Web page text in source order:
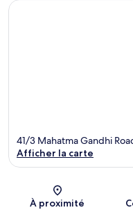
41/3 Mahatma Gandhi
Afficher la carte
À proximité